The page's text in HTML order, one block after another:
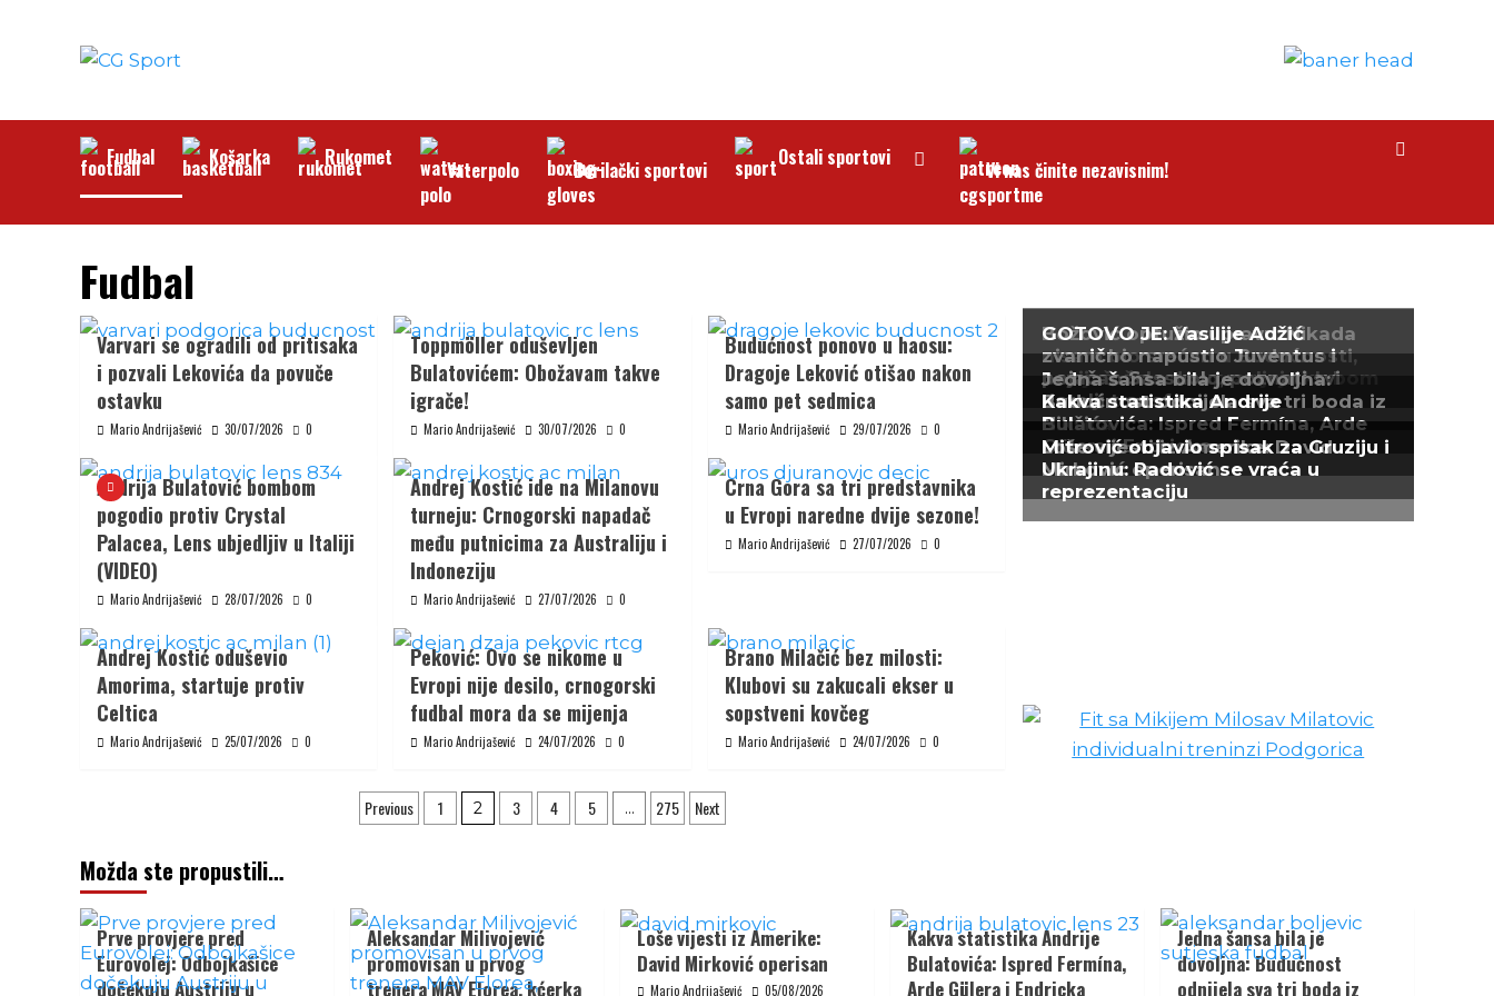
Fudbal Košarka Rukomet Vaterpolo Borilački sportovi Ostali sportovi Vi nas činite nezavisnim!
Fudbal
Varvari se ogradili od pritisaka
i pozvali Lekovića da povuče
ostavku
Mario Andrijašević 30/07/2026 0
Toppmöller oduševljen
Bulatovićem: Obožavam takve
igrače!
Mario Andrijašević 30/07/2026 0
Budućnost ponovo u haosu:
Dragoje Leković otišao nakon
samo pet sedmica
Mario Andrijašević 29/07/2026 0
Andrija Bulatović bombom
pogodio protiv Crystal
Palacea, Lens ubjedljiv u Italiji
(VIDEO)
Mario Andrijašević 28/07/2026 0
Andrej Kostić ide na Milanovu
turneju: Crnogorski napadač
među putnicima za Australiju i
Indoneziju
Mario Andrijašević 27/07/2026 0
Crna Gora sa tri predstavnika
u Evropi naredne dvije sezone!
Mario Andrijašević 27/07/2026 0
Andrej Kostić oduševio
Amorima, startuje protiv
Celtica
Mario Andrijašević 25/07/2026 0
Peković: Ovo se nikome u
Evropi nije desilo, crnogorski
fudbal mora da se mijenja
Mario Andrijašević 24/07/2026 0
Brano Milačić bez milosti:
Klubovi su zakucali ekser u
sopstveni kovčeg
Mario Andrijašević 24/07/2026 0
Posts
Previous 1 2 3 4 5 … 275 Next
Možda ste propustili…
Prve provjere pred
Eurovolej: Odbojkašice
dočekuju Austriju u
Aleksandar Milivojević
promovisan u prvog
trenera MAV Elorea, kćerka
Loše vijesti iz Amerike:
David Mirković operisan
Mario Andrijašević 05/08/2026
Kakva statistika Andrije
Bulatovića: Ispred Fermína,
Arde Gülera i Endricka
Jedna šansa bila je
dovoljna: Budućnost
odnijela sva tri boda iz